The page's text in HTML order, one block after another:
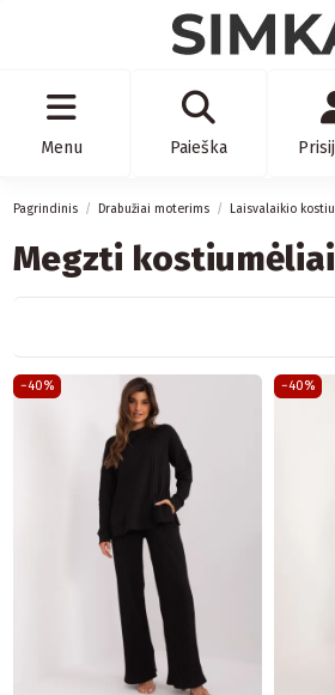
Menu Paieška
Pagrindinis Drabužiai moterims Laisvalaikio
Megzti kostiumėliai
−40% −40%